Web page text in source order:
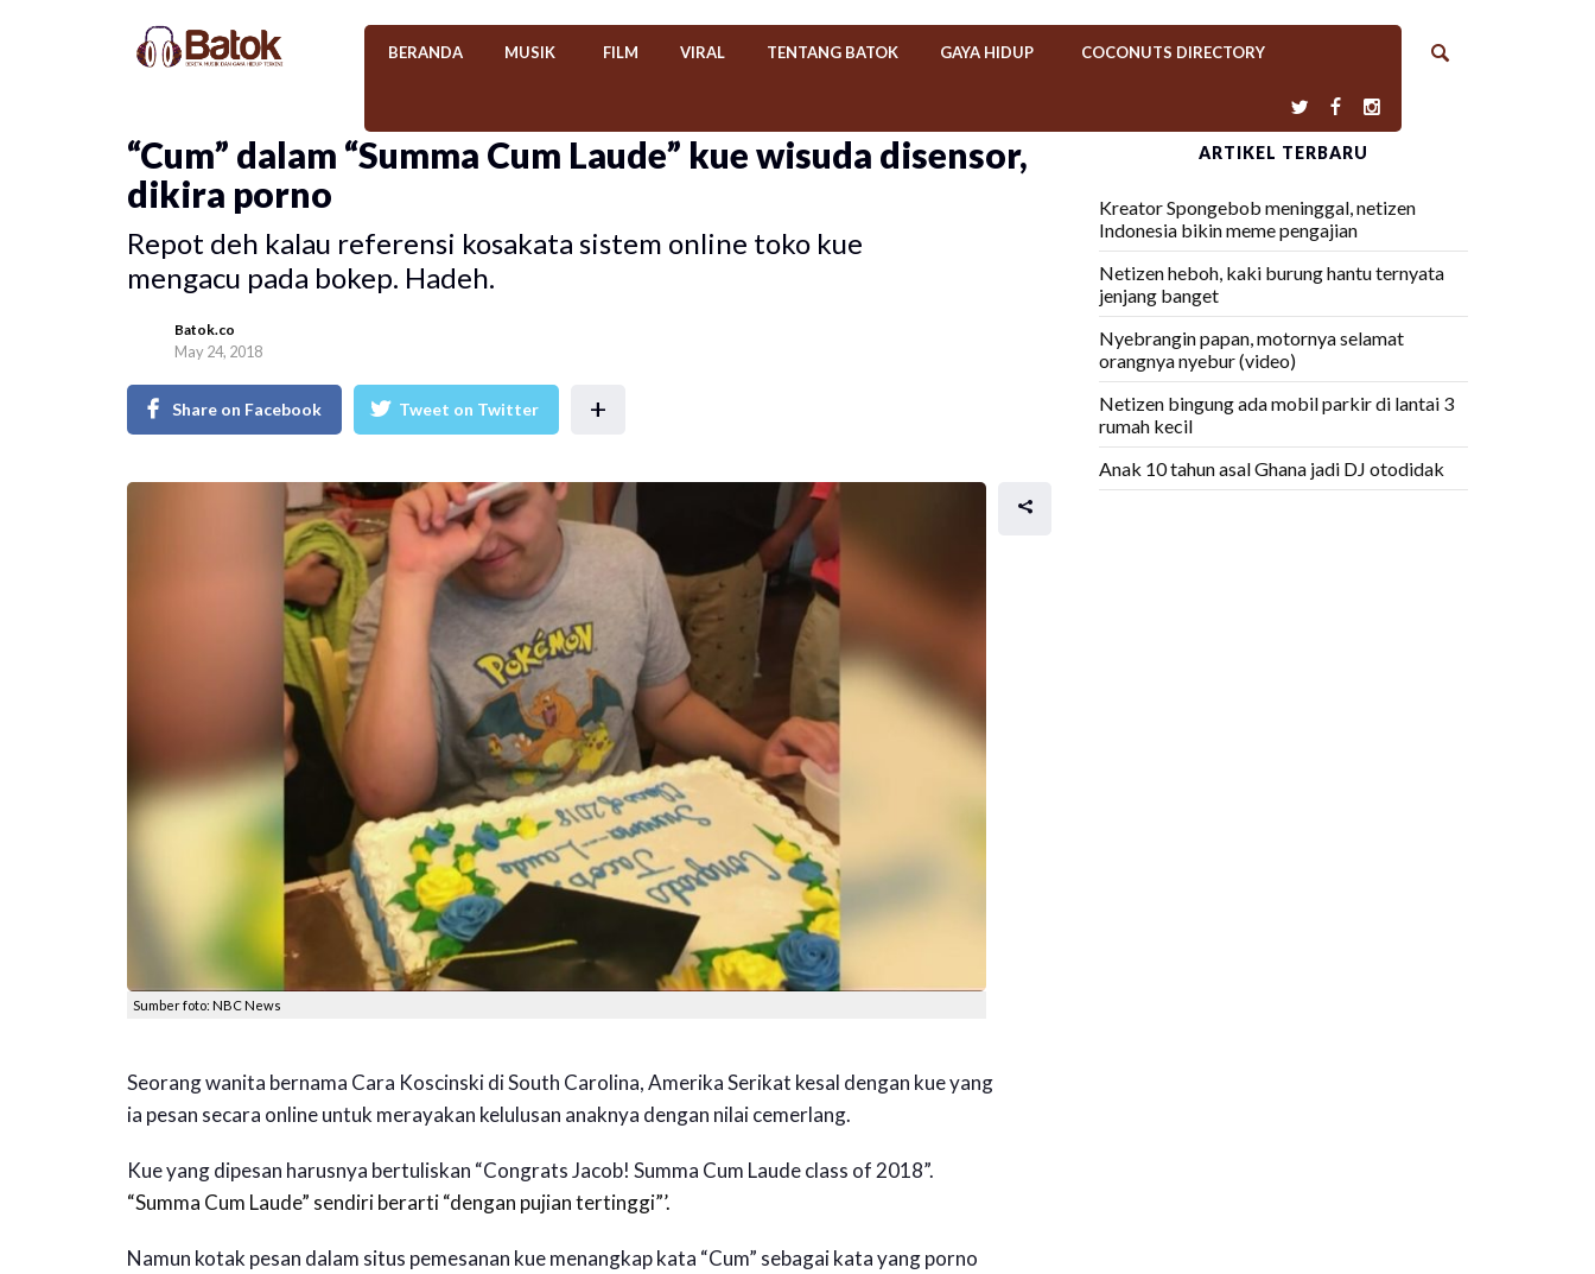
BERANDA MUSIK FILM VIRAL TENTANG BATOK GAYA HIDUP COCONUTS DIRECTORY
“Cum” dalam “Summa Cum Laude” kue wisuda disensor,
dikira porno
Repot deh kalau referensi kosakata sistem online toko kue
mengacu pada bokep. Hadeh.
Batok.co
May 24, 2018
Share on Facebook Tweet on Twitter +
Sumber foto: NBC News
Seorang wanita bernama Cara Koscinski di South Carolina, Amerika Serikat kesal dengan kue yang
ia pesan secara online untuk merayakan kelulusan anaknya dengan nilai cemerlang.
Kue yang dipesan harusnya bertuliskan “Congrats Jacob! Summa Cum Laude class of 2018”.
“Summa Cum Laude” sendiri berarti “dengan pujian tertinggi”’.
Namun kotak pesan dalam situs pemesanan kue menangkap kata “Cum” sebagai kata yang porno
ARTIKEL TERBARU
Kreator Spongebob meninggal, netizen
Indonesia bikin meme pengajian
Netizen heboh, kaki burung hantu ternyata
jenjang banget
Nyebrangin papan, motornya selamat
orangnya nyebur (video)
Netizen bingung ada mobil parkir di lantai 3
rumah kecil
Anak 10 tahun asal Ghana jadi DJ otodidak